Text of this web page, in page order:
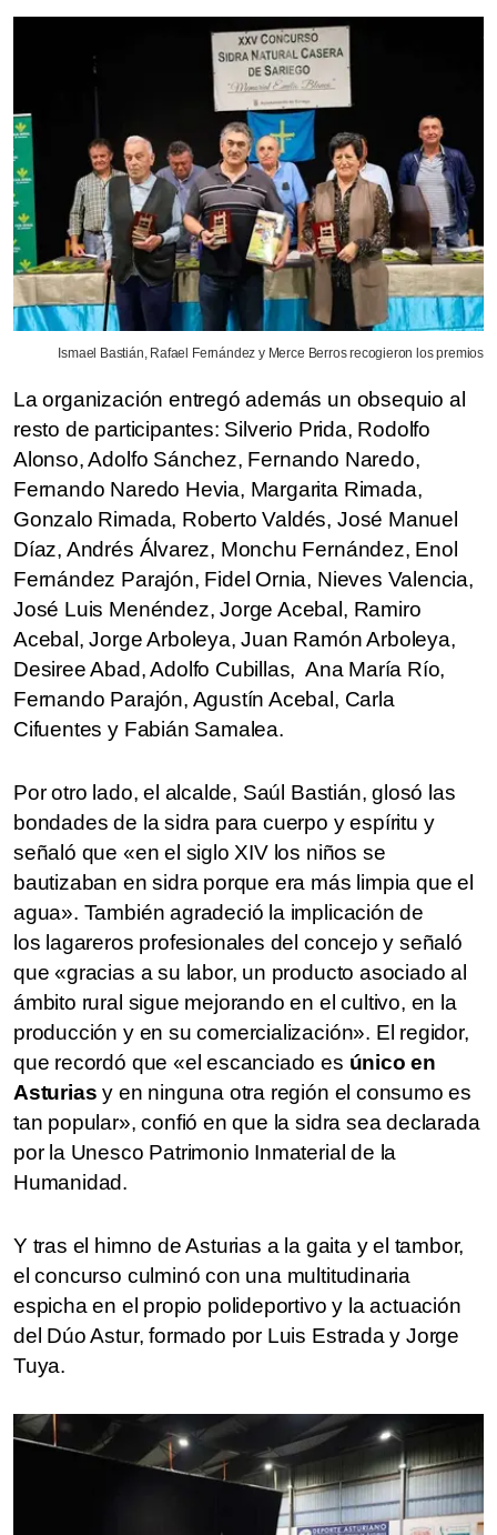
Ismael Bastián, Rafael Fernández y Merce Berros recogieron los premios
La organización entregó además un obsequio al
resto de participantes: Silverio Prida, Rodolfo
Alonso, Adolfo Sánchez, Fernando Naredo,
Fernando Naredo Hevia, Margarita Rimada,
Gonzalo Rimada, Roberto Valdés, José Manuel
Díaz, Andrés Álvarez, Monchu Fernández, Enol
Fernández Parajón, Fidel Ornia, Nieves Valencia,
José Luis Menéndez, Jorge Acebal, Ramiro
Acebal, Jorge Arboleya, Juan Ramón Arboleya,
Desiree Abad, Adolfo Cubillas, Ana María Río,
Fernando Parajón, Agustín Acebal, Carla
Cifuentes y Fabián Samalea.
Por otro lado, el alcalde, Saúl Bastián, glosó las
bondades de la sidra para cuerpo y espíritu y
señaló que «en el siglo XIV los niños se
bautizaban en sidra porque era más limpia que el
agua». También agradeció la implicación de
los lagareros profesionales del concejo y señaló
que «gracias a su labor, un producto asociado al
ámbito rural sigue mejorando en el cultivo, en la
producción y en su comercialización». El regidor,
que recordó que «el escanciado es único en
Asturias y en ninguna otra región el consumo es
tan popular», confió en que la sidra sea declarada
por la Unesco Patrimonio Inmaterial de la
Humanidad.
Y tras el himno de Asturias a la gaita y el tambor,
el concurso culminó con una multitudinaria
espicha en el propio polideportivo y la actuación
del Dúo Astur, formado por Luis Estrada y Jorge
Tuya.